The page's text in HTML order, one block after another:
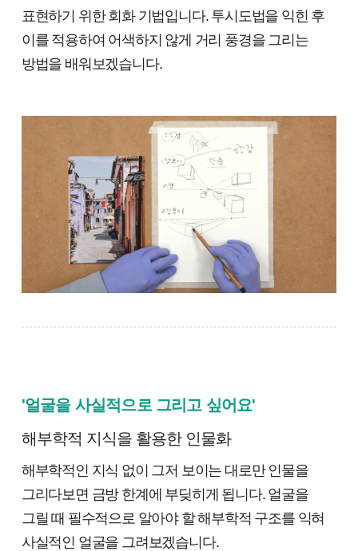
표현하기 위한 회화 기법입니다. 투시도법을 익힌 후
이를 적용하여 어색하지 않게 거리 풍경을 그리는
방법을 배워보겠습니다.
'얼굴을 사실적으로 그리고 싶어요'
해부학적 지식을 활용한 인물화
해부학적인 지식 없이 그저 보이는 대로만 인물을
그리다보면 금방 한계에 부딪히게 됩니다. 얼굴을
그릴 때 필수적으로 알아야 할 해부학적 구조를 익혀
사실적인 얼굴을 그려보겠습니다.